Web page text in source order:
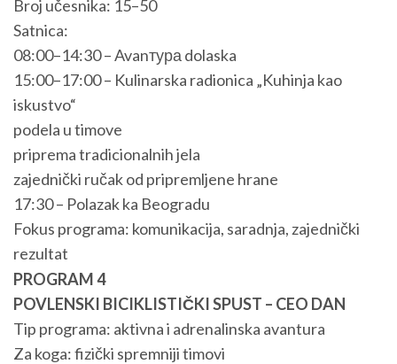
Broj učesnika: 15–50
Satnica:
08:00–14:30 – Avanтура dolaska
15:00–17:00 – Kulinarska radionica „Kuhinja kao
iskustvo“
podela u timove
priprema tradicionalnih jela
zajednički ručak od pripremljene hrane
17:30 – Polazak ka Beogradu
Fokus programa: komunikacija, saradnja, zajednički
rezultat
PROGRAM 4
POVLENSKI BICIKLISTIČKI SPUST – CEO DAN
Tip programa: aktivna i adrenalinska avantura
Za koga: fizički spremniji timovi